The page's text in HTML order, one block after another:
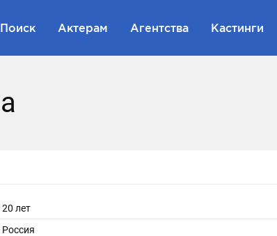
Поиск Актерам Агентства Кастинги
20 лет
Россия